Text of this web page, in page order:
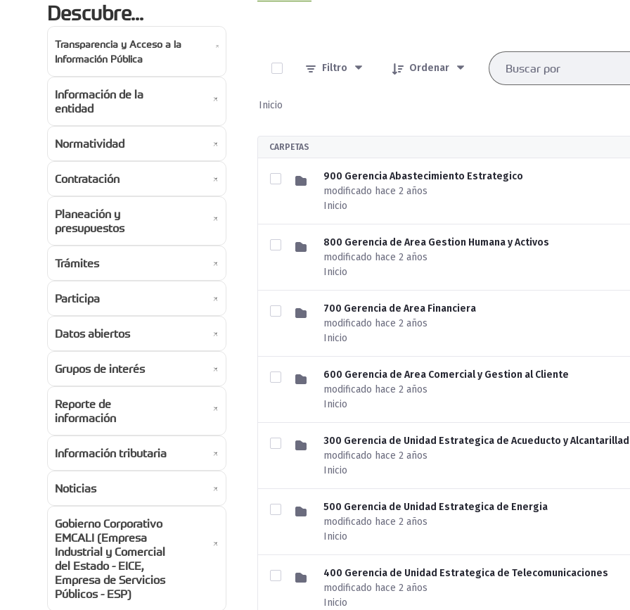
Descubre...
Transparencia y Acceso a la
Información Pública
Información de la
entidad
Normatividad
Contratación
Planeación y
presupuestos
Trámites
Participa
Datos abiertos
Grupos de interés
Reporte de
información
Información tributaria
Noticias
Gobierno Corporativo
EMCALI (Empresa
Industrial y Comercial
del Estado - EICE,
Empresa de Servicios
Públicos - ESP)
Filtro
Ordenar
Inicio
CARPETAS
900 Gerencia Abastecimiento Estrategico
modificado hace 2 años
Inicio
800 Gerencia de Area Gestion Humana y Activos
modificado hace 2 años
Inicio
700 Gerencia de Area Financiera
modificado hace 2 años
Inicio
600 Gerencia de Area Comercial y Gestion al Cliente
modificado hace 2 años
Inicio
300 Gerencia de Unidad Estrategica de Acueducto y
modificado hace 2 años
Inicio
500 Gerencia de Unidad Estrategica de Energia
modificado hace 2 años
Inicio
400 Gerencia de Unidad Estrategica de Telecomunicaciones
modificado hace 2 años
Inicio